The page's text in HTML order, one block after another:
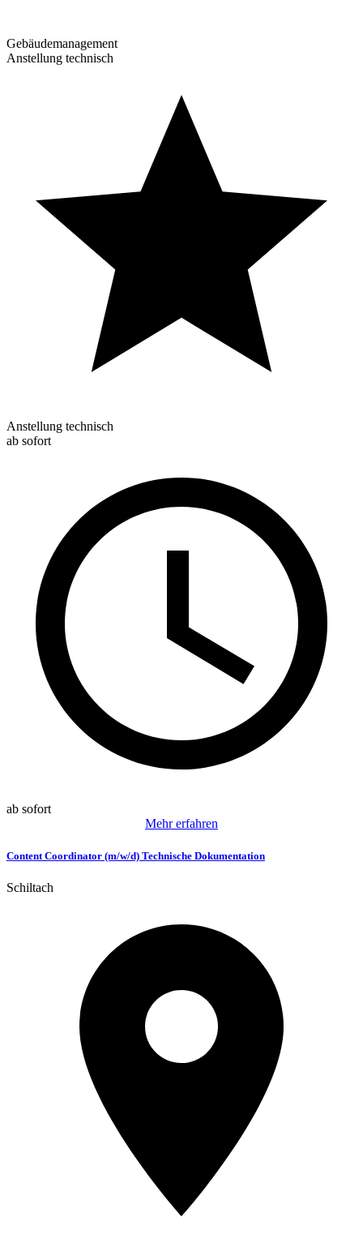
Gebäudemanagement
Anstellung technisch
Anstellung technisch
ab sofort
ab sofort
Mehr erfahren
Content Coordinator (m/w/d) Technische Dokumentation
Schiltach